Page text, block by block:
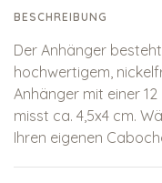
BESCHREIBUNG
Der Anhänger
hochwertigem,
Anhänger mit einer
misst ca. 4,5x4 cm.
Ihren eigenen